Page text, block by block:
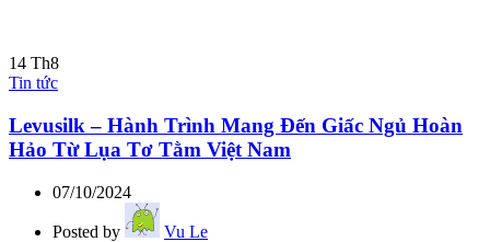
14 Th8
Tin tức
Levusilk – Hành Trình Mang Đến Giấc Ngủ Hoàn
Hảo Từ Lụa Tơ Tằm Việt Nam
07/10/2024
Posted by
Vu Le